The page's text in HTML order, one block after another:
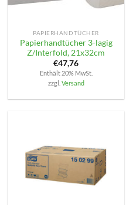
PAPIERHANDTÜCHER
Papierhandtücher 3-lagig
Z/Interfold, 21x32cm
€47,76
Enthält 20% MwSt.
zzgl. Versand